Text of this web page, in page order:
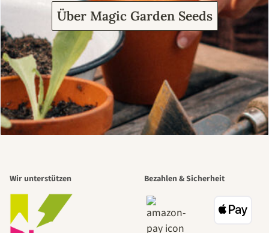
Über Magic Garden Seeds
Wir unterstützen Bezahlen & Sicherheit